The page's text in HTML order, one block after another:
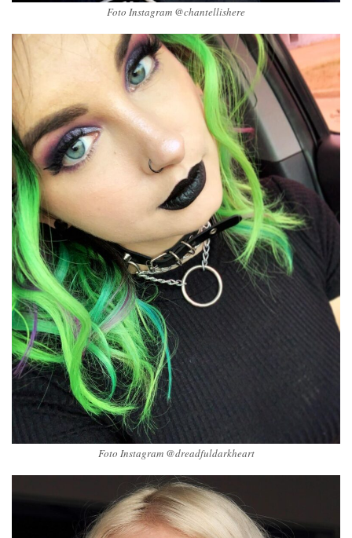
Foto Instagram @chantellishere
Foto Instagram @dreadfuldarkheart